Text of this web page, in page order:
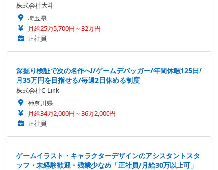
株式会社大斗
埼玉県
月給25万5,700円～32万円
正社員
深掘り検証で次の名作へ!/ゲームデバッガー/年間休暇125日/
月35万円を目指せる/毎週2日休める制度
株式会社C-Link
神奈川県
月給34万2,000円～36万2,000円
正社員
ゲームイラスト・キャラクターデザインのアシスタントスタ
ッフ・未経験歓迎・残業少なめ「正社員/月給30万以上可」